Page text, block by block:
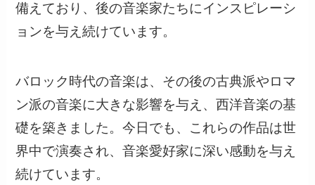
備えており、後の音楽家たちにインスピレーシ
ョンを与え続けています。
バロック時代の音楽は、その後の古典派やロマ
ン派の音楽に大きな影響を与え、西洋音楽の基
礎を築きました。今日でも、これらの作品は世
界中で演奏され、音楽愛好家に深い感動を与え
続けています。